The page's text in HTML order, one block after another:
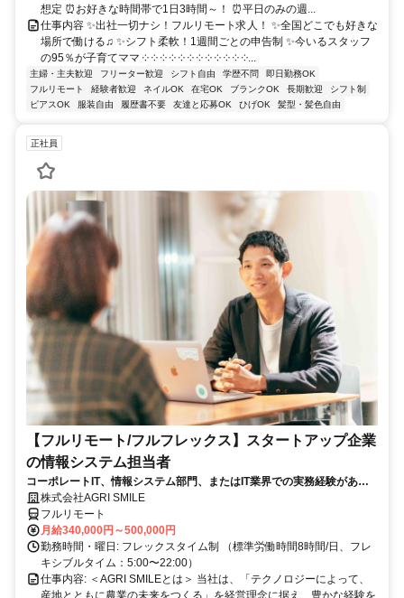
想定 ⏰お好きな時間帯で1日3時間～！ ⏰平日のみの週...
仕事内容 ✨出社一切ナシ！フルリモート求人！ ✨全国どこでも好きな
場所で働ける♫ ✨シフト柔軟！1週間ごとの申告制 ✨今いるスタッフ
の95％が子育てママ ༶ ༶ ༶ ༶ ༶ ༶ ༶ ༶ ༶ ༶ ༶ ༶...
主婦・主夫歓迎 フリーター歓迎 シフト自由 学歴不問
即日勤務OK
フルリモート
経験者歓迎 ネイルOK 在宅OK ブランクOK 長期歓迎
シフト制
ピアスOK
服装自由 履歴書不要 友達と応募OK ひげOK 髪型・髪色自由
正社員
【フルリモート/フルフレックス】スタートアップ企業
の情報システム担当者
コーポレートIT、情報システム部門、またはIT業界での実務経験がある
方、大歓迎！
株式会社AGRI SMILE
フルリモート
月給340,000円～500,000円
勤務時間・曜日: フレックスタイム制 （標準労働時間8時間/日、フレ
キシブルタイム：5:00〜22:00）
仕事内容: ＜AGRI SMILEとは＞ 当社は、「テクノロジーによって、
産地とともに農業の未来をつくる」を経営理念に据え、豊かな経験を